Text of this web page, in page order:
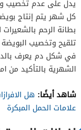
يدل على عدم تخصيب
كل شهر يتم إنتاج
بطانة الرحم
تلقيح وتخصيب
في شكل دم يعرف
الشهرية بالتأكيد من
شاهد أيضًا: هل
علامات الحمل المبكرة